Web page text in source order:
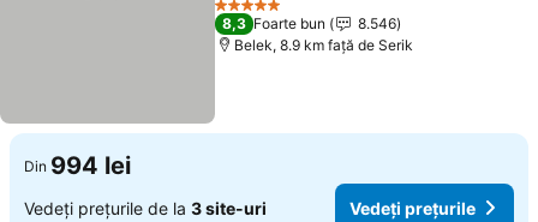
5 Stele
8,3 Foarte bun
8.546
Belek, 8.9 km faţă de Serik
Din 994 lei
Vedeți prețurile de la 3 site-uri Vedeți prețurile